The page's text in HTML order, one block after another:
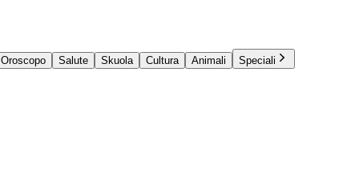
Oroscopo Salute Skuola Cultura Animali
Speciali